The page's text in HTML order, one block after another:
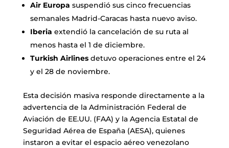
Air Europa suspendió sus cinco frecuencias
semanales Madrid-Caracas hasta nuevo aviso.
Iberia extendió la cancelación de su ruta al
menos hasta el 1 de diciembre.
Turkish Airlinesdetuvo operaciones entre el 24
y el 28 de noviembre.
Esta decisión masiva responde directamente a la
advertencia de la Administración Federal de
Aviación de EE.UU. (FAA) y la Agencia Estatal de
Seguridad Aérea de España (AESA), quienes
instaron a evitar el espacio aéreo venezolano